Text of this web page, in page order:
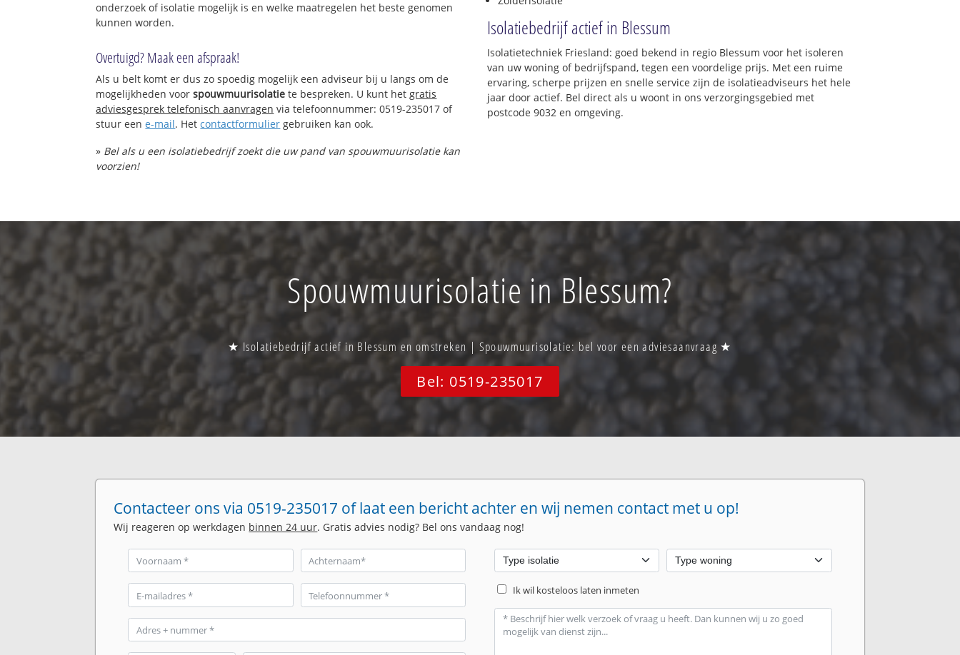
onderzoek of isolatie mogelijk is en welke maatregelen het beste genomen
kunnen worden.
Overtuigd? Maak een afspraak!
Als u belt komt er dus zo spoedig mogelijk een adviseur bij u langs om de
mogelijkheden voorspouwmuurisolatie te bespreken. U kunt hetgratis
adviesgesprek telefonisch aanvragen via telefoonnummer: 0519-235017 of
stuur eene-mail. Hetcontactformulier gebruiken kan ook.
» Bel als u een isolatiebedrijf zoekt die uw pand van spouwmuurisolatie kan
voorzien!
Isolatiebedrijf actief in Blessum
Isolatietechniek Friesland: goed bekend in regio Blessum voor het isoleren
van uw woning of bedrijfspand, tegen een voordelige prijs. Met een ruime
ervaring, scherpe prijzen en snelle service zijn de isolatieadviseurs het hele
jaar door actief. Bel direct als u woont in ons verzorgingsgebied met
postcode 9032 en omgeving.
Spouwmuurisolatie in Blessum?
★ Isolatiebedrijf actief in Blessum en omstreken | Spouwmuurisolatie: bel voor een adviesaanvraag ★
Bel: 0519-235017
Contacteer ons via 0519-235017 of laat een bericht achter en wij nemen contact met u op!
Wij reageren op werkdagen binnen 24 uur. Gratis advies nodig? Bel ons vandaag nog!
Ik wil kosteloos laten inmeten